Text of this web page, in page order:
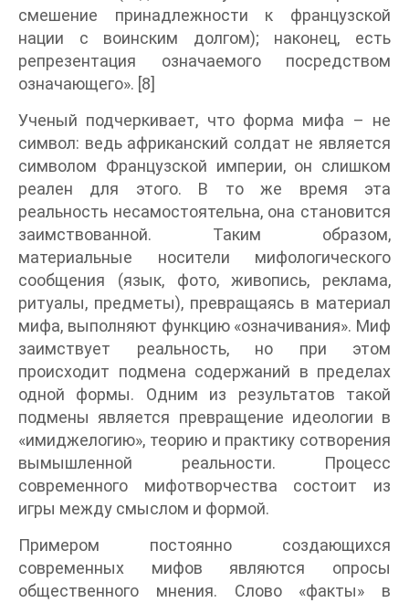
смешение принадлежности к французской
нации с воинским долгом); наконец, есть
репрезентация означаемого посредством
означающего». [8]
Ученый подчеркивает, что форма мифа – не
символ: ведь африканский солдат не является
символом Французской империи, он слишком
реален для этого. В то же время эта
реальность несамостоятельна, она становится
заимствованной. Таким образом,
материальные носители мифологического
сообщения (язык, фото, живопись, реклама,
ритуалы, предметы), превращаясь в материал
мифа, выполняют функцию «означивания». Миф
заимствует реальность, но при этом
происходит подмена содержаний в пределах
одной формы. Одним из результатов такой
подмены является превращение идеологии в
«имиджелогию», теорию и практику сотворения
вымышленной реальности. Процесс
современного мифотворчества состоит из
игры между смыслом и формой.
Примером постоянно создающихся
современных мифов являются опросы
общественного мнения. Слово «факты» в